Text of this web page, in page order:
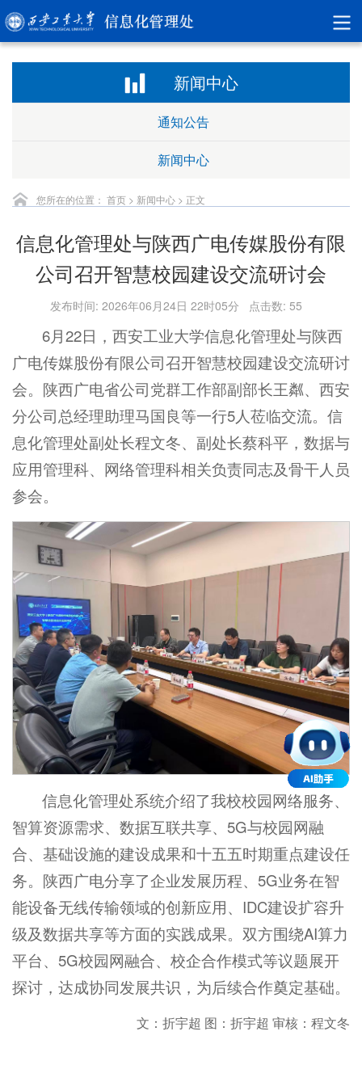
新闻中心
通知公告
新闻中心
您所在的位置： 首页 > 新闻中心 > 正文
信息化管理处与陕西广电传媒股份有限
公司召开智慧校园建设交流研讨会
发布时间: 2026年06月24日 22时05分 点击数: 55
6月22日，西安工业大学信息化管理处与陕西
广电传媒股份有限公司召开智慧校园建设交流研讨
会。陕西广电省公司党群工作部副部长王粼、西安
分公司总经理助理马国良等一行5人莅临交流。信
息化管理处副处长程文冬、副处长蔡科平，数据与
应用管理科、网络管理科相关负责同志及骨干人员
参会。
信息化管理处系统介绍了我校校园网络服务、
智算资源需求、数据互联共享、5G与校园网融
合、基础设施的建设成果和十五五时期重点建设任
务。陕西广电分享了企业发展历程、5G业务在智
能设备无线传输领域的创新应用、IDC建设扩容升
级及数据共享等方面的实践成果。双方围绕AI算力
平台、5G校园网融合、校企合作模式等议题展开
探讨，达成协同发展共识，为后续合作奠定基础。
文：折宇超 图：折宇超 审核：程文冬